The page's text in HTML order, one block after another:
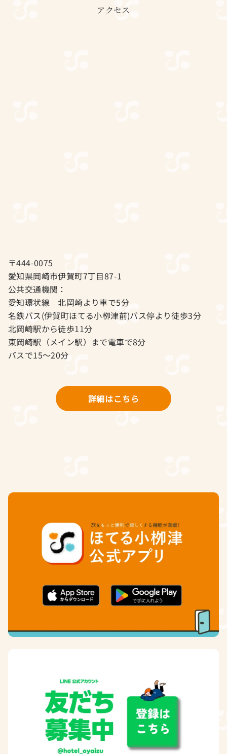
アクセス
〒444-0075
愛知県岡崎市伊賀町7丁目87-1
公共交通機関：
愛知環状線 北岡崎より車で5分
名鉄バス(伊賀町ほてる小栁津前)バス停より徒歩3分
北岡崎駅から徒歩11分
東岡崎駅（メイン駅）まで電車で8分
バスで15〜20分
詳細はこちら